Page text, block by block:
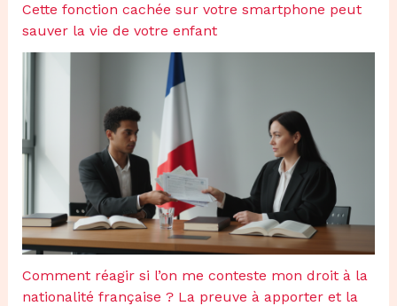
Cette fonction cachée sur votre smartphone peut
sauver la vie de votre enfant
Comment réagir si l’on me conteste mon droit à la
nationalité française ? La preuve à apporter et la